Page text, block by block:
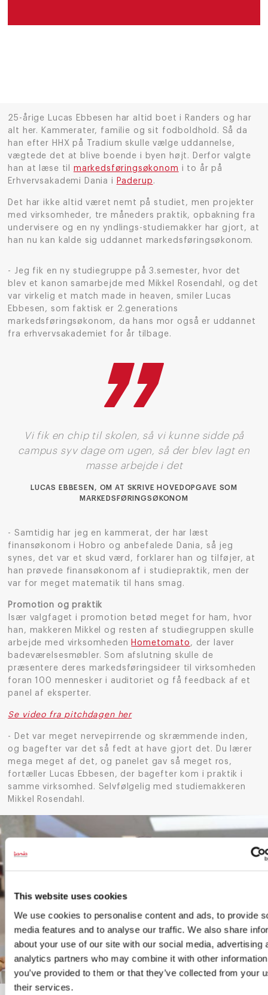
This website uses cookies
We use cookies to personalise content and ads, to provide
media features and to analyse our traffic. We also share
about your use of our site with our social media, advertising
analytics partners who may combine it with other
you’ve provided to them or that they’ve collected from your
their services.
25-årige Lucas Ebbesen har altid boet i Randers og har
alt her. Kammerater, familie og sit fodboldhold. Så da
han efter HHX på Tradium skulle vælge uddannelse,
vægtede det at blive boende i byen højt. Derfor valgte
han at læse til markedsføringsøkonom i to år på
Erhvervsakademi Dania i
Paderup .
Det har ikke altid været nemt på studiet, men projekter
med virksomheder, tre måneders praktik, opbakning fra
undervisere og en ny yndlings-studiemakker har gjort, at
han nu kan kalde sig uddannet markedsføringsøkonom.
- Jeg fik en ny studiegruppe på 3.semester, hvor det
blev et kanon samarbejde med Mikkel Rosendahl, og det
var virkelig et match made in heaven, smiler Lucas
Ebbesen, som faktisk er 2.generations
markedsføringsøkonom, da hans mor også er uddannet
fra erhvervsakademiet for år tilbage.
Vi fik en chip til skolen, så vi kunne sidde på
campus syv dage om ugen, så der blev lagt en
masse arbejde i det
LUCAS EBBESEN, OM AT SKRIVE HOVEDOPGAVE SOM
MARKEDSFØRINGSØKONOM
- Samtidig har jeg en kammerat, der har læst
finansøkonom i Hobro og anbefalede Dania, så jeg
synes, det var et skud værd, forklarer han og tilføjer, at
han prøvede finansøkonom af i studiepraktik, men der
var for meget matematik til hans smag.
Promotion og praktik
Især valgfaget i promotion betød meget for ham, hvor
han, makkeren Mikkel og resten af studiegruppen skulle
arbejde med virksomheden Hometomato , der laver
badeværelsesmøbler. Som afslutning skulle de
præsentere deres markedsføringsideer til virksomheden
foran 100 mennesker i auditoriet og få feedback af et
panel af eksperter.
Se video fra pitchdagen her
- Det var meget nervepirrende og skræmmende inden,
og bagefter var det så fedt at have gjort det. Du lærer
mega meget af det, og panelet gav så meget ros,
fortæller Lucas Ebbesen, der bagefter kom i praktik i
samme virksomhed. Selvfølgelig med studiemakkeren
Mikkel Rosendahl.